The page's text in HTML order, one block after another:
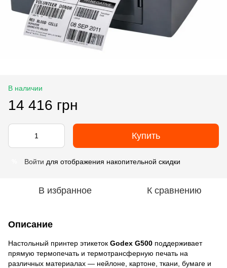
В наличии
14 416 грн
Купить
Войти для отображения накопительной скидки
В избранное К сравнению
Описание
Настольный принтер этикеток Godex G500 поддерживает
прямую термопечать и термотрансферную печать на
различных материалах — нейлоне, картоне, ткани, бумаге и